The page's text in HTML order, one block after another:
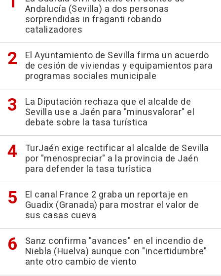
Andalucía (Sevilla) a dos personas
sorprendidas in fraganti robando
catalizadores
El Ayuntamiento de Sevilla firma un acuerdo
de cesión de viviendas y equipamientos para
programas sociales municipale
La Diputación rechaza que el alcalde de
Sevilla use a Jaén para "minusvalorar" el
debate sobre la tasa turística
TurJaén exige rectificar al alcalde de Sevilla
por "menospreciar" a la provincia de Jaén
para defender la tasa turística
El canal France 2 graba un reportaje en
Guadix (Granada) para mostrar el valor de
sus casas cueva
Sanz confirma "avances" en el incendio de
Niebla (Huelva) aunque con "incertidumbre"
ante otro cambio de viento